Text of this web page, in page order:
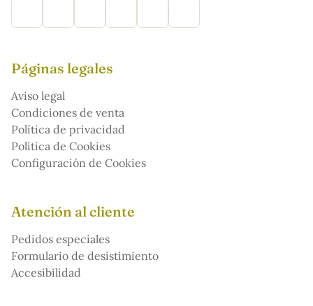
Páginas legales
Aviso legal
Condiciones de venta
Política de privacidad
Política de Cookies
Configuración de Cookies
Atención al cliente
Pedidos especiales
Formulario de desistimiento
Accesibilidad